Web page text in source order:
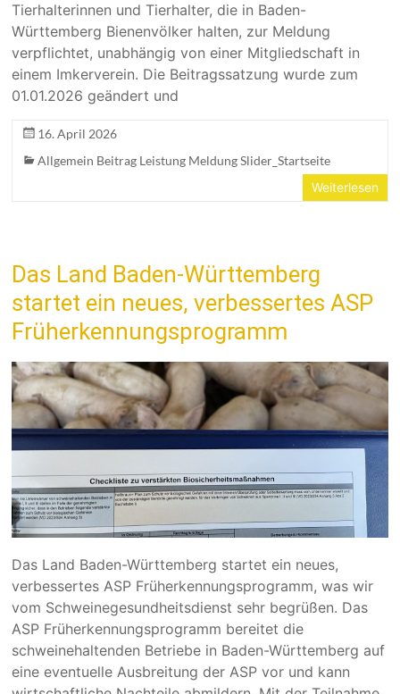
Tierhalterinnen und Tierhalter, die in Baden-
Württemberg Bienenvölker halten, zur Meldung
verpflichtet, unabhängig von einer Mitgliedschaft in
einem Imkerverein. Die Beitragssatzung wurde zum
01.01.2026 geändert und
16. April 2026
Allgemein Beitrag Leistung Meldung Slider_Startseite
Weiterlesen
Das Land Baden-Württemberg
startet ein neues, verbessertes ASP
Früherkennungsprogramm
Das Land Baden-Württemberg startet ein neues,
verbessertes ASP Früherkennungsprogramm, was wir
vom Schweinegesundheitsdienst sehr begrüßen. Das
ASP Früherkennungsprogramm bereitet die
schweinehaltenden Betriebe in Baden-Württemberg auf
eine eventuelle Ausbreitung der ASP vor und kann